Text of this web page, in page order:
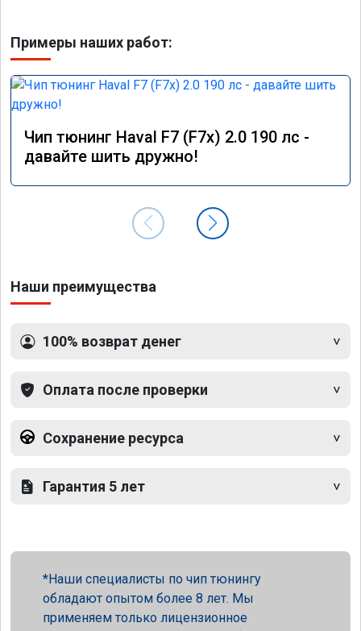
Примеры наших работ:
Чип тюнинг Haval F7 (F7x) 2.0 190 лс -
давайте шить дружно!
Наши преимущества
100% возврат денег
Оплата после проверки
Сохранение ресурса
Гарантия 5 лет
Наши специалисты по чип тюнингу
обладают опытом более 8 лет. Мы
применяем только лицензионное